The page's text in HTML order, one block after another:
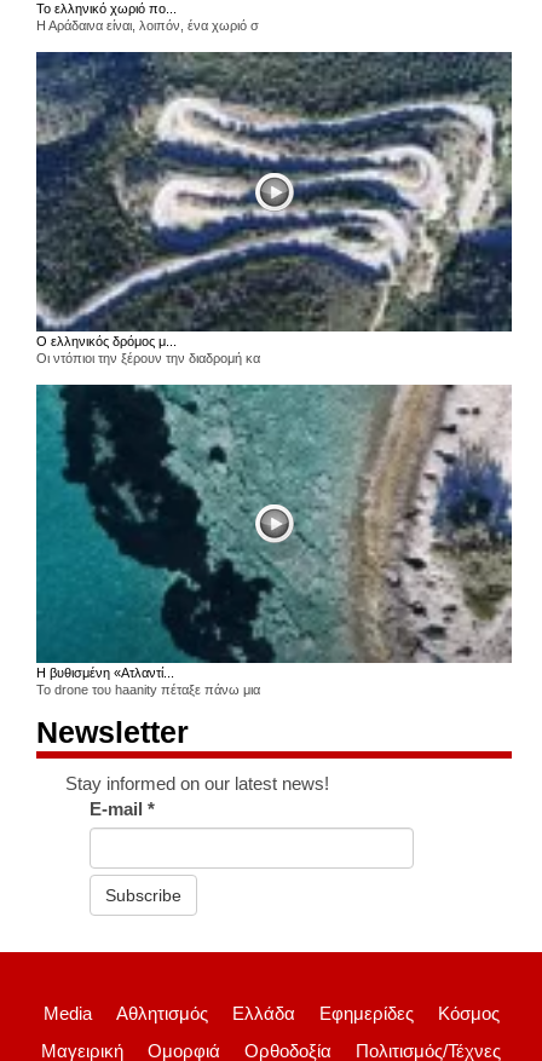
Το ελληνικό χωριό πο...
Η Αράδαινα είναι, λοιπόν, ένα χωριό σ
Ο ελληνικός δρόμος μ...
Οι ντόπιοι την ξέρουν την διαδρομή κα
Η βυθισμένη «Ατλαντί...
Το drone του haanity πέταξε πάνω μια
Newsletter
Stay informed on our latest news!
E-mail*
Subscribe
Media Αθλητισμός Ελλάδα Εφημερίδες
Κόσμος
Μαγειρική
Ομορφιά Ορθοδοξία Πολιτισμός/Τέχνες